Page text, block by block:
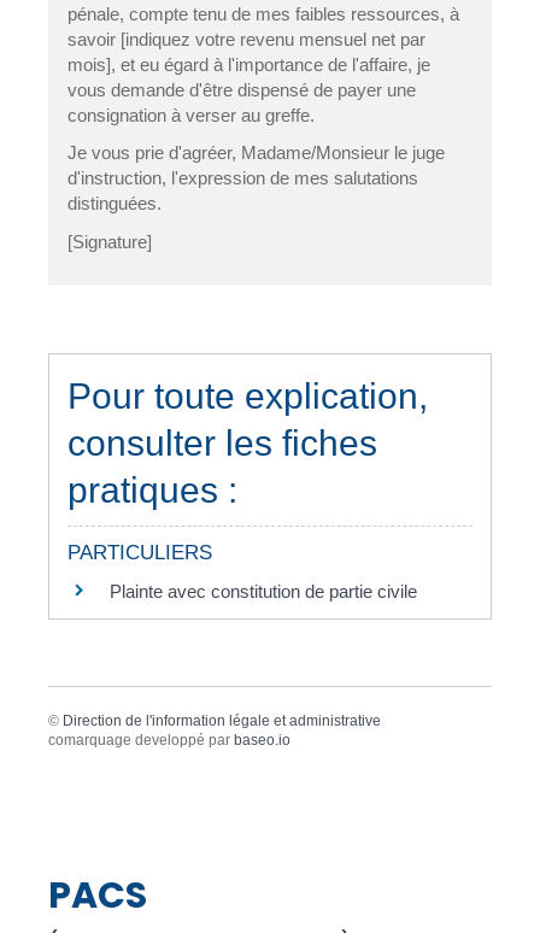
pénale, compte tenu de mes faibles ressources, à
savoir [indiquez votre revenu mensuel net par
mois], et eu égard à l'importance de l'affaire, je
vous demande d'être dispensé de payer une
consignation à verser au greffe.
Je vous prie d'agréer, Madame/Monsieur le juge
d'instruction, l'expression de mes salutations
distinguées.
[Signature]
Pour toute explication,
consulter les fiches
pratiques :
PARTICULIERS
Plainte avec constitution de partie civile
© Direction de l'information légale et administrative
comarquage developpé par baseo.io
PACS